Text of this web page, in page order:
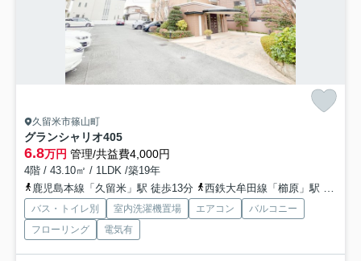
久留米市篠山町
グランシャリオ405
6.8万円 管理/共益費4,000円
4階 / 43.10㎡ / 1LDK /築19年
鹿児島本線「久留米」駅 徒歩13分
西鉄大牟田線「櫛原」駅 徒歩22分
バス・トイレ別 室内洗濯機置場 エアコン
バルコニー
フローリング
電気有